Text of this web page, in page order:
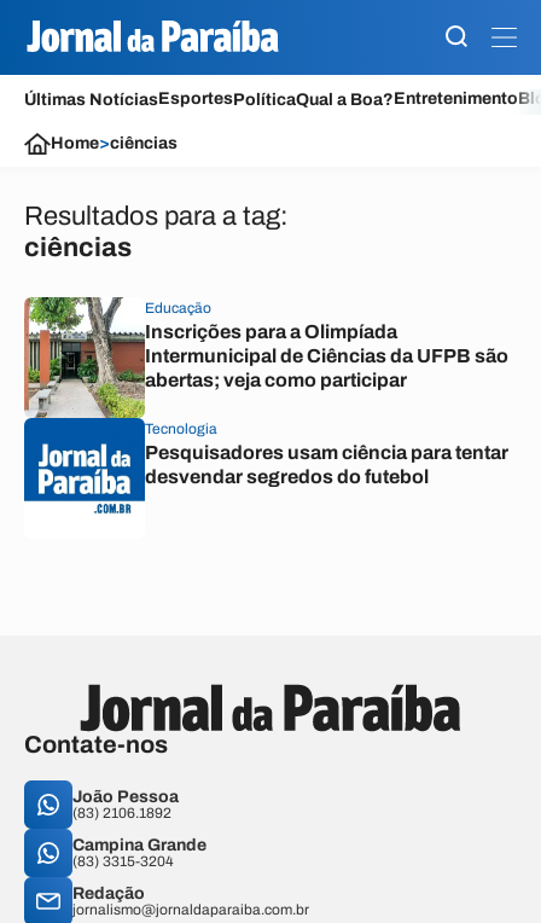
Últimas NotíciasEsportesPolíticaQual a Boa?Entretenimento
Home>ciências
Resultados para a tag:
ciências
Educação
Inscrições para a Olimpíada
Intermunicipal de Ciências da UFPB são
abertas; veja como participar
Tecnologia
Pesquisadores usam ciência para tentar
desvendar segredos do futebol
Contate-nos
João Pessoa
(83) 2106.1892
Campina Grande
(83) 3315-3204
Redação
jornalismo@jornaldaparaiba.com.br